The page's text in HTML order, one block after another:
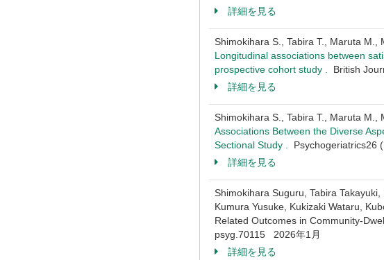
詳細を見る
Shimokihara S., Tabira T., Maruta M.,
Longitudinal associations between
prospective cohort study . British
詳細を見る
Shimokihara S., Tabira T., Maruta M.,
Associations Between the Diverse
Sectional Study . Psychogeriatrics26
詳細を見る
Shimokihara Suguru, Tabira
Kumura Yusuke, Kukizaki Wataru,
Related Outcomes in Community-
psyg.70115 2026年1月
詳細を見る